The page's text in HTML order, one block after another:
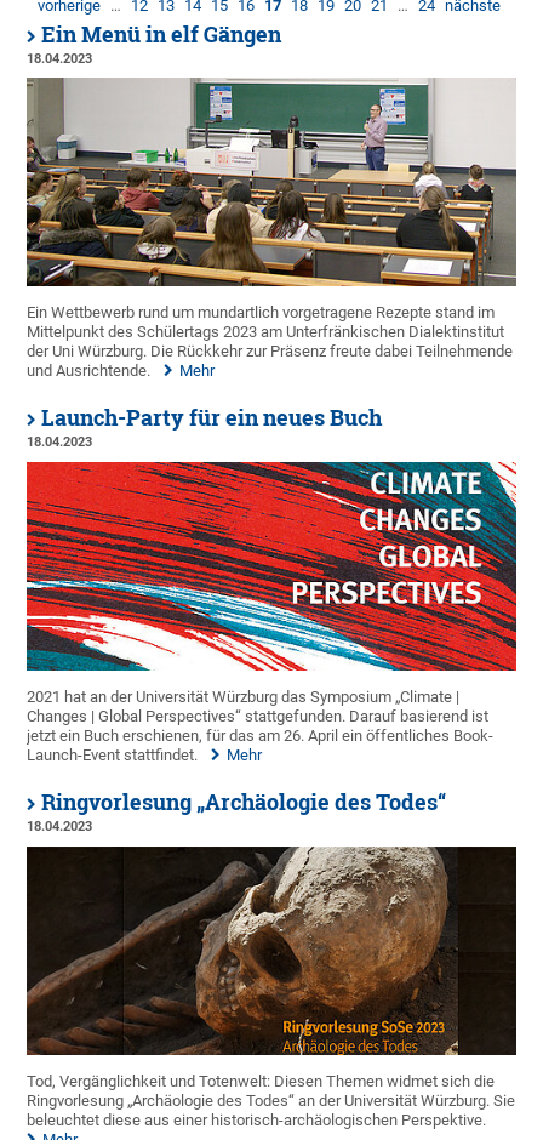
vorherige … 12 13 14 15 16 17 18 19 20 21 … 24 nächste
Ein Menü in elf Gängen
18.04.2023
Ein Wettbewerb rund um mundartlich vorgetragene Rezepte stand im
Mittelpunkt des Schülertags 2023 am Unterfränkischen Dialektinstitut
der Uni Würzburg. Die Rückkehr zur Präsenz freute dabei Teilnehmende
und Ausrichtende.
Mehr
Launch-Party für ein neues Buch
18.04.2023
2021 hat an der Universität Würzburg das Symposium „Climate |
Changes | Global Perspectives“ stattgefunden. Darauf basierend ist
jetzt ein Buch erschienen, für das am 26. April ein öffentliches Book-
Launch-Event stattfindet.
Mehr
Ringvorlesung „Archäologie des Todes“
18.04.2023
Tod, Vergänglichkeit und Totenwelt: Diesen Themen widmet sich die
Ringvorlesung „Archäologie des Todes“ an der Universität Würzburg. Sie
beleuchtet diese aus einer historisch-archäologischen Perspektive.